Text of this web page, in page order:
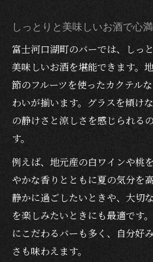
バーで味わう夏の夜の
美味しいお酒と共に大
富士河口湖町で出会うし
しっとり感が魅力のバ
富士河口湖町ならで
夏の夜に映えるバーの
季節を感じるバーとお酒の
バーで季節の移ろい
う
夏の始まりにふさわし
しっとりと美味しいお酒で心
富士河口湖町のバーでは、しっ
美味しいお酒を堪能できます。
節のフルーツを使ったカクテル
わいが揃います。グラスを傾け
の静けさと涼しさを感じられる
す。
例えば、地元産の白ワインや桃
やかな香りとともに夏の気分を
静かに過ごしたいときや、大切
を楽しみたいときにも最適です
にこだわるバーも多く、自分好
さも味わえます。